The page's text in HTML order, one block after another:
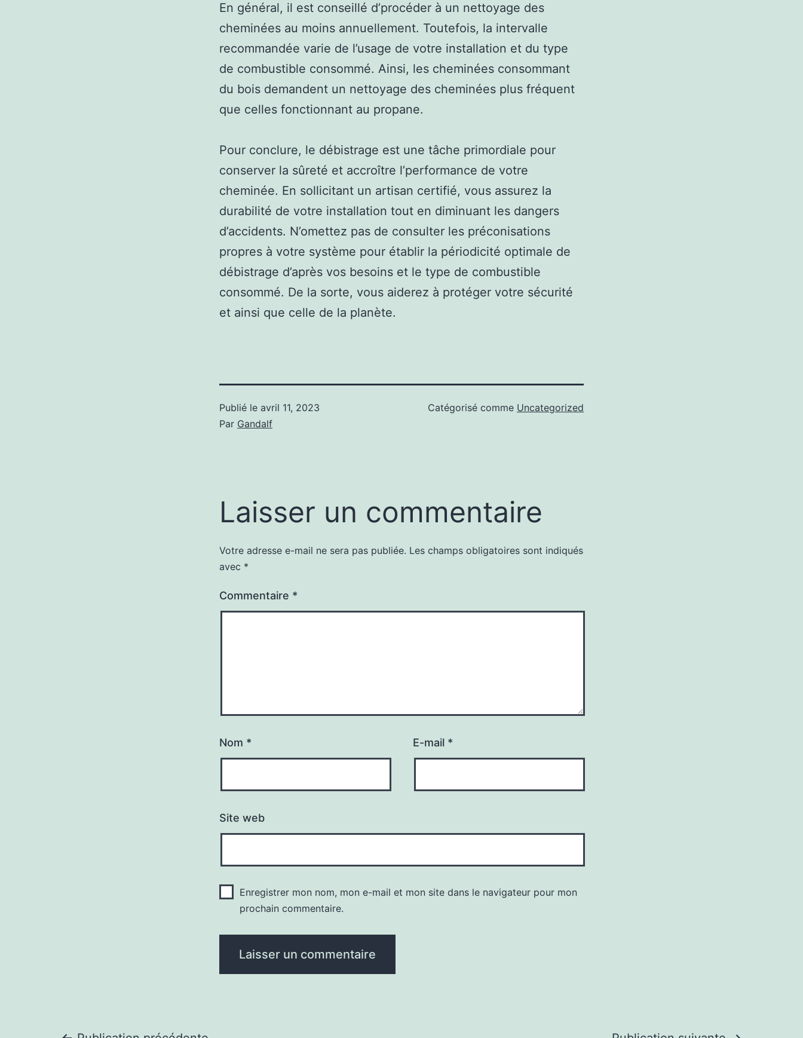
En général, il est conseillé d’procéder à un nettoyage des
cheminées au moins annuellement. Toutefois, la intervalle
recommandée varie de l’usage de votre installation et du type
de combustible consommé. Ainsi, les cheminées consommant
du bois demandent un nettoyage des cheminées plus fréquent
que celles fonctionnant au propane.
Pour conclure, le débistrage est une tâche primordiale pour
conserver la sûreté et accroître l’performance de votre
cheminée. En sollicitant un artisan certifié, vous assurez la
durabilité de votre installation tout en diminuant les dangers
d’accidents. N’omettez pas de consulter les préconisations
propres à votre système pour établir la périodicité optimale de
débistrage d’après vos besoins et le type de combustible
consommé. De la sorte, vous aiderez à protéger votre sécurité
et ainsi que celle de la planète.
Publié le avril 11, 2023
Par Gandalf
Catégorisé comme Uncategorized
Laisser un commentaire
Votre adresse e-mail ne sera pas publiée. Les champs obligatoires sont indiqués
avec *
Commentaire *
Nom * E-mail *
Site web
Enregistrer mon nom, mon e-mail et mon site dans le navigateur pour mon
prochain commentaire.